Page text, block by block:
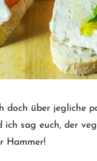
doch über jegliche
ich sag euch, der
Hammer!